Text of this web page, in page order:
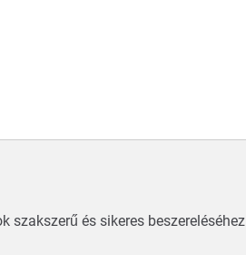
és sikeres beszereléséhez